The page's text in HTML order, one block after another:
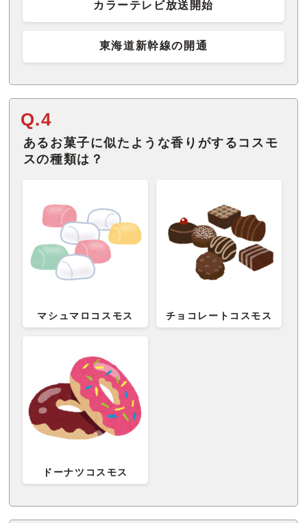
カラーテレビ放送開始
東海道新幹線の開通
Q.4
あるお菓子に似たような香りがするコスモ
スの種類は？
マシュマロコスモス チョコレートコスモス
ドーナツコスモス